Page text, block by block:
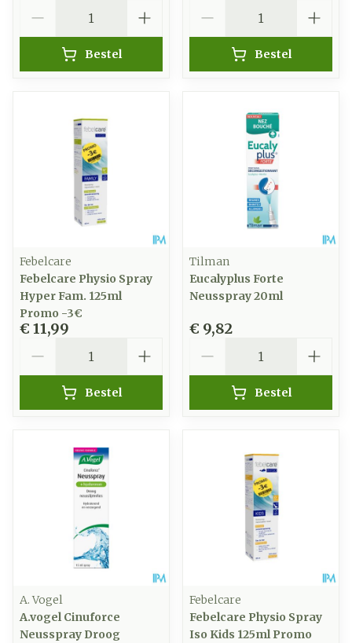
Bestel Bestel
Febelcare
Febelcare Physio Spray
Hyper Fam. 125ml
Promo -3€
€ 11,99
Bestel
Tilman
Eucalyplus Forte
Neusspray 20ml
€ 9,82
Bestel
A. Vogel
A.vogel Cinuforce
Neusspray Droog
Febelcare
Febelcare Physio Spray
Iso Kids 125ml Promo